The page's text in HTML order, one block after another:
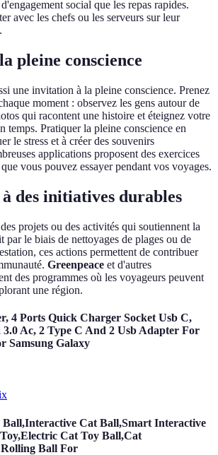
social que les repas rapides.
avec les chefs ou les serveurs sur leur
pleine conscience
une invitation à la pleine conscience. Prenez
moment : observez les gens autour de
qui racontent une histoire et éteignez votre
temps. Pratiquer la pleine conscience en
le stress et à créer des souvenirs
applications proposent des exercices
vous pouvez essayer pendant vos voyages.
des initiatives durables
projets ou des activités qui soutiennent la
par le biais de nettoyages de plages ou de
ces actions permettent de contribuer
Greenpeace et d'autres
des programmes où les voyageurs peuvent
une région.
4 Ports Quick Charger Socket Usb C,
Ac, 2 Type C And 2 Usb Adapter For
Samsung Galaxy
Cat Ball,Smart Interactive
Cat Toy Ball,Cat
Ball For